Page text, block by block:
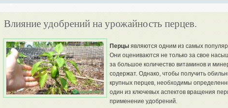
Влияние удобрений на урожайность перцев.
Перцыявляются одним из самых
Они оцениваются не только за свое
за большое количество витаминов и
содержат. Однако, чтобы получить
крупных перцев, необходимы
один из ключевых аспектов вращения
применение удобрений.